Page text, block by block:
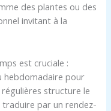
des plantes ou des
invitant à la
est cruciale :
hebdomadaire pour
régulières structure le
traduire par un rendez-